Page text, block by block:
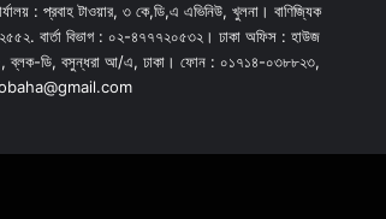
: প্রবাহ টাওয়ার, ৩ কে,ডি,এ এভিনিউ, খুলনা। বাণিজ্যিক
বার্তা বিভাগ : ০২-৪৭৭৭২০৫৩২। ঢাকা অফিস : হাউজ
ব্লক-ডি, বসুন্ধরা আ/এ, ঢাকা। ফোন : ০১৭১৪-০৩৮৮২৩,